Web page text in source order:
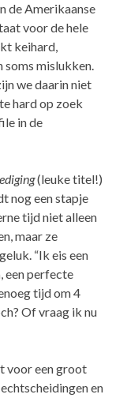
de Amerikaanse
voor de hele
keihard,
soms mislukken.
we daarin niet
hard op zoek
in de
(leuke titel!)
nog een stapje
tijd niet alleen
maar ze
“Ik eis een
een perfecte
tijd om 4
Of vraag ik nu
voor een groot
en